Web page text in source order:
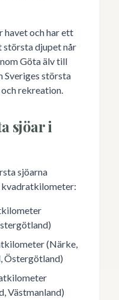
havet och har ett
största djupet når
Göta älv till
Sveriges största
rekreation.
sjöar i
sjöarna
(Närke,
Östergötland)
Västmanland)